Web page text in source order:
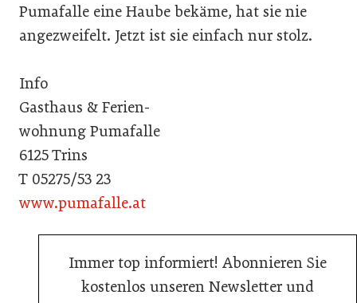
Pumafalle eine Haube bekäme, hat sie nie
angezweifelt. Jetzt ist sie einfach nur stolz.
Info
Gasthaus & Ferien-
wohnung Pumafalle
6125 Trins
T 05275/53 23
www.pumafalle.at
Immer top informiert! Abonnieren Sie
kostenlos unseren Newsletter und